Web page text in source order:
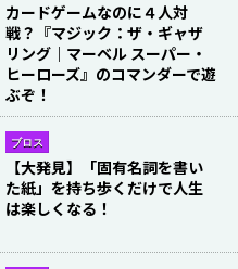
カードゲームなのに４人対
戦？『マジック：ザ・ギャザ
リング｜マーベル スーパー・
ヒーローズ』のコマンダーで遊
ぶぞ！
ブロス
【大発見】「固有名詞を書い
た紙」を持ち歩くだけで人生
は楽しくなる！